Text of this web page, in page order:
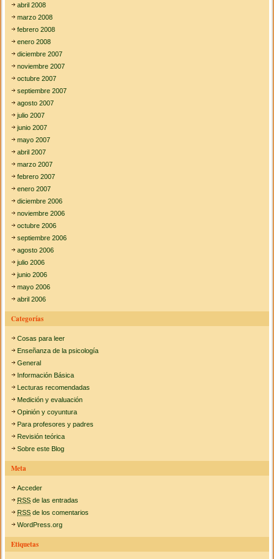
abril 2008
marzo 2008
febrero 2008
enero 2008
diciembre 2007
noviembre 2007
octubre 2007
septiembre 2007
agosto 2007
julio 2007
junio 2007
mayo 2007
abril 2007
marzo 2007
febrero 2007
enero 2007
diciembre 2006
noviembre 2006
octubre 2006
septiembre 2006
agosto 2006
julio 2006
junio 2006
mayo 2006
abril 2006
Categorías
Cosas para leer
Enseñanza de la psicología
General
Información Básica
Lecturas recomendadas
Medición y evaluación
Opinión y coyuntura
Para profesores y padres
Revisión teórica
Sobre este Blog
Meta
Acceder
RSS de las entradas
RSS de los comentarios
WordPress.org
Etiquetas